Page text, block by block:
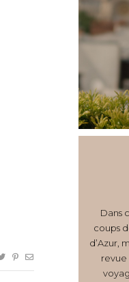
Dans
coups
d’Azur,
revue